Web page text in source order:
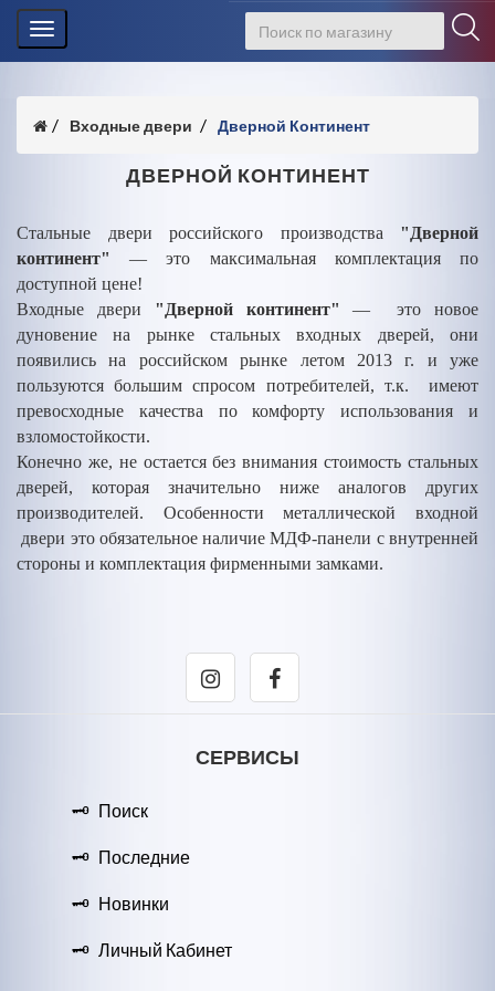
Toggle
navigation
Входные двери Дверной Континент
ДВЕРНОЙ КОНТИНЕНТ
Стальные двери российского производства "Дверной
континент"
— это максимальная комплектация по
доступной цене!
Входные двери "Дверной континент" — это новое
дуновение на рынке стальных входных дверей, они
появились на российском рынке летом 2013 г. и уже
пользуются большим спросом потребителей, т.к. имеют
превосходные качества по комфорту использования и
взломостойкости.
Конечно же, не остается без внимания стоимость стальных
дверей, которая значительно ниже аналогов других
производителей. Особенности металлической входной
двери это обязательное наличие МДФ-панели с внутренней
стороны и комплектация фирменными замками.
СЕРВИСЫ
Поиск
Последние
Новинки
Личный Кабинет